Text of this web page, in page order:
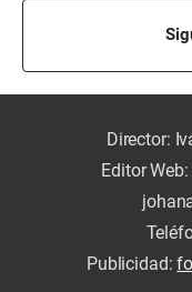
Director:
Editor
Publicidad: